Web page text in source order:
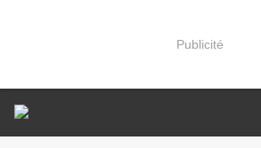
Publicité